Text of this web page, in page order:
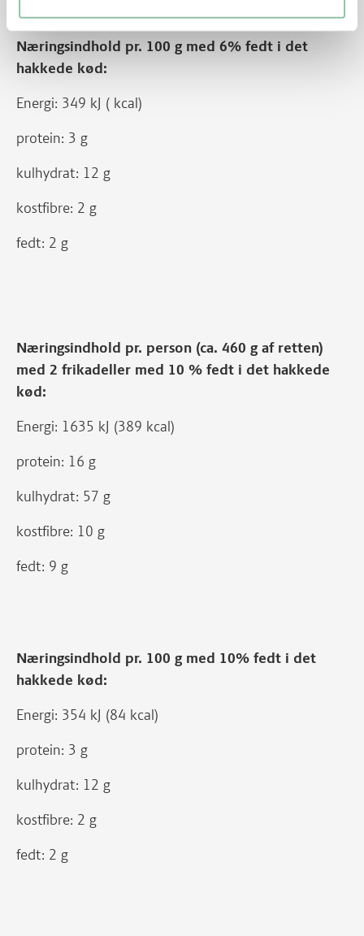
Næringsindhold pr. 100 g med 6% fedt i det
hakkede kød:
Energi: 349 kJ ( kcal)
protein: 3 g
kulhydrat: 12 g
kostfibre: 2 g
fedt: 2 g
Næringsindhold pr. person (ca. 460 g af retten)
med 2 frikadeller med 10 % fedt i det hakkede
kød:
Energi: 1635 kJ (389 kcal)
protein: 16 g
kulhydrat: 57 g
kostfibre: 10 g
fedt: 9 g
Næringsindhold pr. 100 g med 10% fedt i det
hakkede kød:
Energi: 354 kJ (84 kcal)
protein: 3 g
kulhydrat: 12 g
kostfibre: 2 g
fedt: 2 g